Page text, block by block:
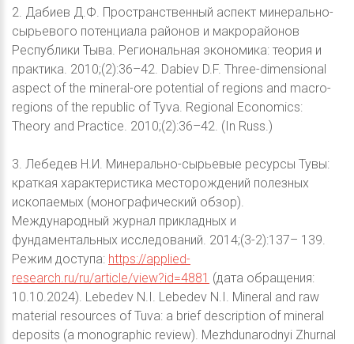
2. Дабиев Д.Ф. Пространственный аспект минерально-
сырьевого потенциала районов и макрорайонов
Республики Тыва. Региональная экономика: теория и
практика. 2010;(2):36–42. Dabiev D.F. Three-dimensional
aspect of the mineral-ore potential of regions and macro-
regions of the republic of Tyva. Regional Economics:
Theory and Practice. 2010;(2):36–42. (In Russ.)
3. Лебедев Н.И. Минерально-сырьевые ресурсы Тувы:
краткая характеристика месторождений полезных
ископаемых (монографический обзор).
Международный журнал прикладных и
фундаментальных исследований. 2014;(3-2):137– 139.
Режим доступа: https://applied-
research.ru/ru/article/view?id=4881 (дата обращения:
10.10.2024). Lebedev N.I. Lebedev N.I. Mineral and raw
material resources of Tuva: a brief description of mineral
deposits (a monographic review). Mezhdunarodnyi Zhurnal